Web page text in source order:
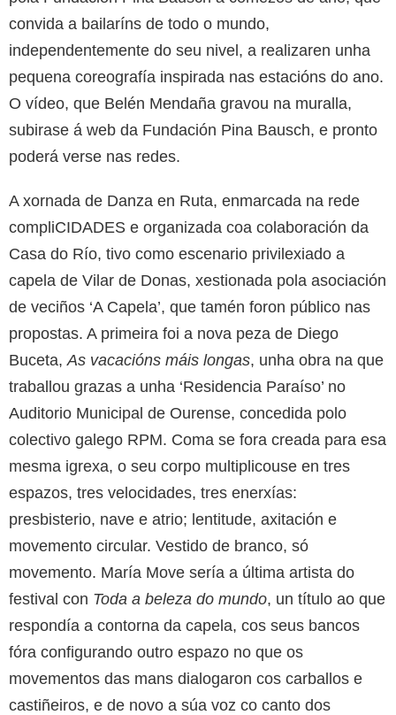
convida a bailaríns de todo o mundo,
independentemente do seu nivel, a realizaren unha
pequena coreografía inspirada nas estacións do ano.
O vídeo, que Belén Mendaña gravou na muralla,
subirase á web da Fundación Pina Bausch, e pronto
poderá verse nas redes.
A xornada de Danza en Ruta, enmarcada na rede
compliCIDADES e organizada coa colaboración da
Casa do Río, tivo como escenario privilexiado a
capela de Vilar de Donas, xestionada pola asociación
de veciños ‘A Capela’, que tamén foron público nas
propostas. A primeira foi a nova peza de Diego
Buceta, As vacacións máis longas, unha obra na que
traballou grazas a unha ‘Residencia Paraíso’ no
Auditorio Municipal de Ourense, concedida polo
colectivo galego RPM. Coma se fora creada para esa
mesma igrexa, o seu corpo multiplicouse en tres
espazos, tres velocidades, tres enerxías:
presbisterio, nave e atrio; lentitude, axitación e
movemento circular. Vestido de branco, só
movemento. María Move sería a última artista do
festival con Toda a beleza do mundo, un título ao que
respondía a contorna da capela, cos seus bancos
fóra configurando outro espazo no que os
movementos das mans dialogaron cos carballos e
castiñeiros, e de novo a súa voz co canto dos